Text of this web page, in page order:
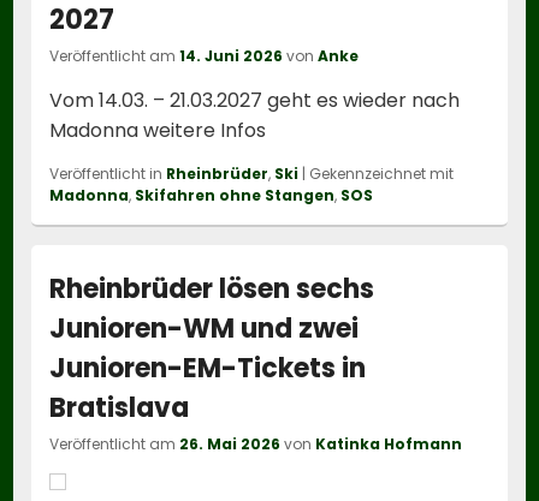
2027
Veröffentlicht am14. Juni 2026 vonAnke
Vom 14.03. – 21.03.2027 geht es wieder nach
Madonna weitere Infos
Veröffentlicht in Rheinbrüder, Ski | Gekennzeichnet mit
Madonna, Skifahren ohne Stangen, SOS
Rheinbrüder lösen sechs
Junioren-WM und zwei
Junioren-EM-Tickets in
Bratislava
Veröffentlicht am 26. Mai 2026 von Katinka Hofmann